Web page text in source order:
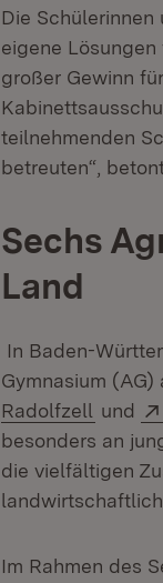
Die
eigene
großer Gewinn
teilnehmenden
betreuten“,
Sechs
Land
In Baden-
Gymnasium (AG)
Radolfzell und
besonders an
die vielfältigen
Im Rahmen des